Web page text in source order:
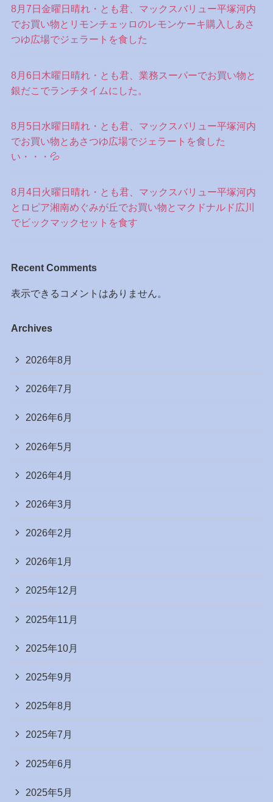
8月7日金曜日晴れ・とも君、マックスバリュー平塚河内
でお買い物とリモンチェッロのレモンケーキ購入しあさ
つゆ広場でジェラートを食した
8月6日木曜日晴れ・とも君、業務スーパーでお買い物と
銀だこでランチタイムにした。
8月5日水曜日晴れ・とも君、マックスバリュー平塚河内
でお買い物とあさつゆ広場でジェラートを食した
い・・・💦
8月4日火曜日晴れ・とも君、マックスバリュー平塚河内
とロピア湘南めぐみが丘でお買い物とマクドナルド広川
でビックマックセットを食す
Recent Comments
表示できるコメントはありません。
Archives
2026年8月
2026年7月
2026年6月
2026年5月
2026年4月
2026年3月
2026年2月
2026年1月
2025年12月
2025年11月
2025年10月
2025年9月
2025年8月
2025年7月
2025年6月
2025年5月